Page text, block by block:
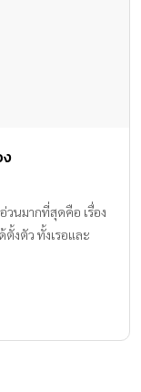
วนมากที่สุดคือ เรื่อง
ตั้งตัว ทั้งเรอและ